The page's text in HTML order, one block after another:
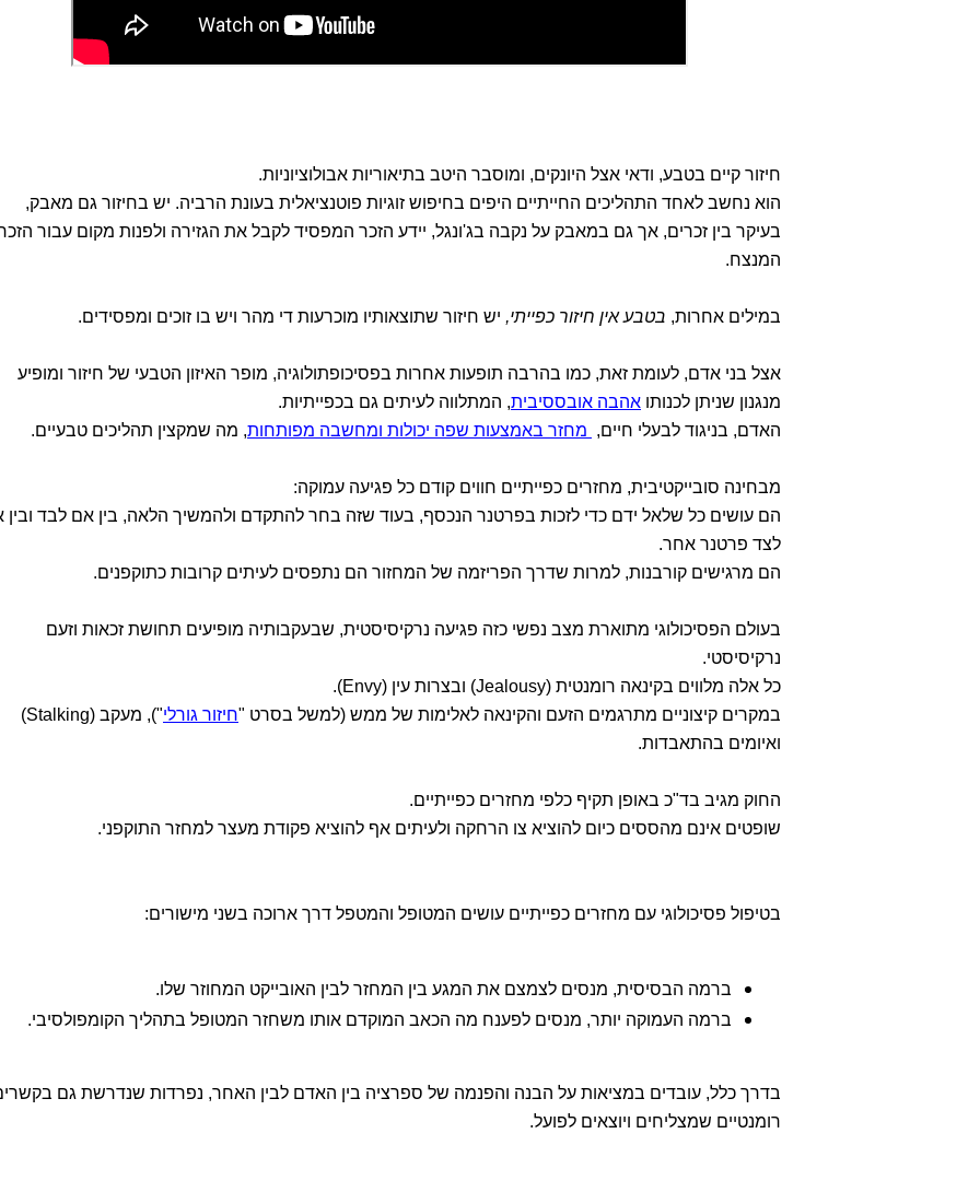
חיזור קיים בטבע, ודאי אצל היונקים, ומוסבר היטב בתיאוריות אבולוציוניות.
הוא נחשב לאחד התהליכים החייתיים היפים בחיפוש זוגיות פוטנציאלית בעונת הרביה. יש בחיזור גם מאבק,
בעיקר בין זכרים, אך גם במאבק על נקבה בג'ונגל, יידע הזכר המפסיד לקבל את הגזירה ולפנות מקום עבור
המנצח.
במילים אחרות, בטבע אין חיזור כפייתי, יש חיזור שתוצאותיו מוכרעות די מהר ויש בו זוכים ומפסידים.
אצל בני אדם, לעומת זאת, כמו בהרבה תופעות אחרות בפסיכופתולוגיה, מופר האיזון הטבעי של חיזור ומופיע
מנגנון שניתן לכנותו אהבה אובססיבית, המתלווה לעיתים גם בכפייתיות.
האדם, בניגוד לבעלי חיים, מחזר באמצעות שפה יכולות ומחשבה מפותחות, מה שמקצין תהליכים טבעיים.
מבחינה סובייקטיבית, מחזרים כפייתיים חווים קודם כל פגיעה עמוקה:
הם עושים כל שלאל ידם כדי לזכות בפרטנר הנכסף, בעוד שזה בחר להתקדם ולהמשיך הלאה, בין אם לבד ובין
לצד פרטנר אחר.
הם מרגישים קורבנות, למרות שדרך הפריזמה של המחזור הם נתפסים לעיתים קרובות כתוקפנים.
בעולם הפסיכולוגי מתוארת מצב נפשי כזה פגיעה נרקיסיסטית, שבעקבותיה מופיעים תחושת זכאות וזעם
נרקיסיסטי.
כל אלה מלווים בקינאה רומנטית (Jealousy) ובצרות עין (Envy).
במקרים קיצוניים מתרגמים הזעם והקינאה לאלימות של ממש (למשל בסרט "חיזור גורלי
"), מעקב (Stalking)
ואיומים בהתאבדות.
החוק מגיב בד"כ באופן תקיף כלפי מחזרים כפייתיים.
שופטים אינם מהססים כיום להוציא צו הרחקה ולעיתים אף להוציא פקודת מעצר למחזר התוקפני.
בטיפול פסיכולוגי עם מחזרים כפייתיים עושים המטופל והמטפל דרך ארוכה בשני מישורים:
ברמה הבסיסית, מנסים לצמצם את המגע בין המחזר לבין האובייקט המחוזר שלו.
ברמה העמוקה יותר, מנסים לפענח מה הכאב המוקדם אותו משחזר המטופל בתהליך הקומפולסיבי.
בדרך כלל, עובדים במציאות על הבנה והפנמה של ספרציה בין האדם לבין האחר, נפרדות שנדרשת גם
רומנטיים שמצליחים ויוצאים לפועל.